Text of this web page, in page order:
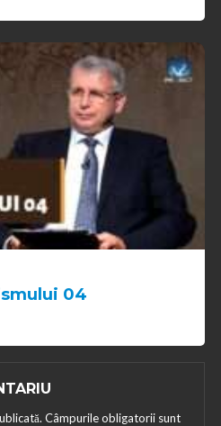
04
Câmpurile obligatorii sunt